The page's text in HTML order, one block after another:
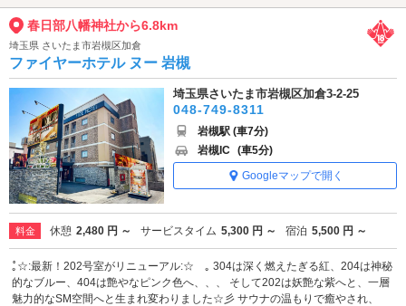
春日部八幡神社から6.8km
埼玉県 さいたま市岩槻区加倉
ファイヤーホテル ヌー 岩槻
埼玉県さいたま市岩槻区加倉3-2-25
048-749-8311
岩槻駅 (車7分)
岩槻IC (車5分)
Googleマップで開く
料金 休憩 2,480 円 ～ サービスタイム 5,300 円 ～ 宿泊 5,500 円 ～
｡゚☆:最新！202号室がリニューアル:☆゚｡ 304は深く燃えたぎる紅、204は神秘
的なブルー、404は艶やなピンク色へ、、、 そして202は妖艶な紫へと、一層
魅力的なSM空間へと生まれ変わりました☆彡 サウナの温もりで癒やされ、